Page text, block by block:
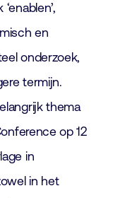
en
onderzoek,
termijn.
thema
op 12
in
in het